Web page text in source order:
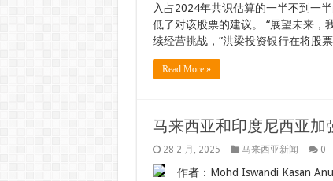
入占2024年共识估算的一半不到一
低了对该股票的建议。 “展望未来，
续经营挑战，”洪梁投资银行在将股票
Read More »
马来西亚和印度尼西亚加
28 2 月, 2025 马来西亚新闻 0
作者：Mohd Iswandi Kasan